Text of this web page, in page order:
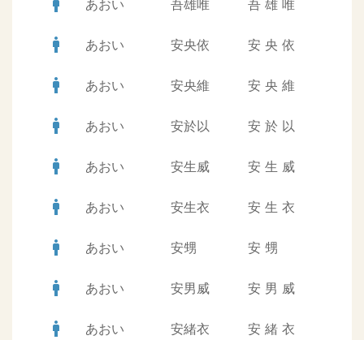
man あおい 吾雄唯 吾 雄 唯
man あおい 安央依 安 央 依
man あおい 安央維 安 央 維
man あおい 安於以 安 於 以
man あおい 安生威 安 生 威
man あおい 安生衣 安 生 衣
man あおい 安甥 安 甥
man あおい 安男威 安 男 威
man あおい 安緒衣 安 緒 衣